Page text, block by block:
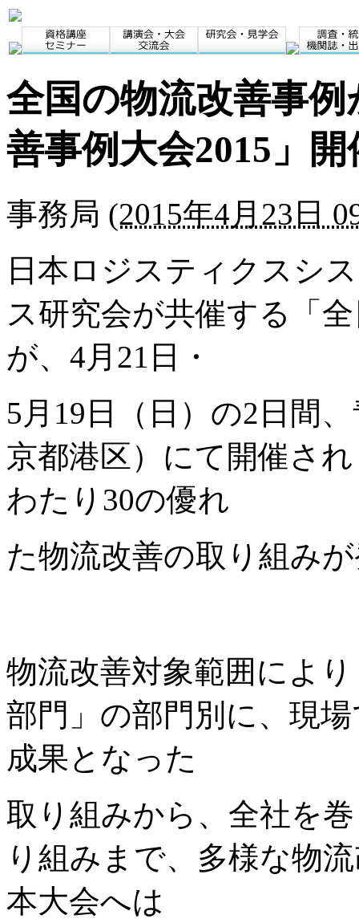
全国の物流改善事
善事例大会2015」開
事務局 (2015年4月23日
日本ロジスティクスシ
ス研究会が共催する「
が、4月21日・
5月19日（日）の2日間
京都港区）にて開催さ
わたり30の優れ
た物流改善の取り組み
物流改善対象範囲によ
部門」の部門別に、現
成果となった
取り組みから、全社を
り組みまで、多様な物
本大会へは